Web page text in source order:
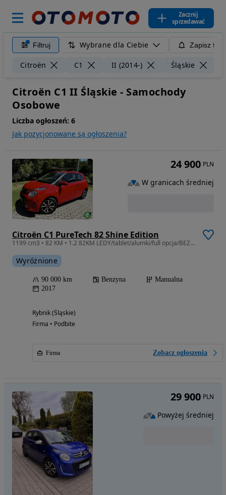
Zacznij
sprzedawać
Filtruj Wybrane dla Ciebie Zapisz
Citroën C1 II (2014-) Śląskie
Citroën C1 II Śląskie - Samochody
Osobowe
Liczba ogłoszeń: 6
Jak pozycjonowane są ogłoszenia?
Citroën C1 PureTech 82 Shine Edition
1199 cm3 • 82 KM • 1.2 82KM LEDY/tablet/alumki/full opcja/BEZWYPADKOWY/SERWIS/super stan
Wyróżnione
90 000 km Benzyna
Manualna
2017
Rybnik (Śląskie)
Firma • Podbite
Firma Zobacz ogłoszenia
24 900 PLN
W granicach średniej
29 900 PLN
Powyżej średniej